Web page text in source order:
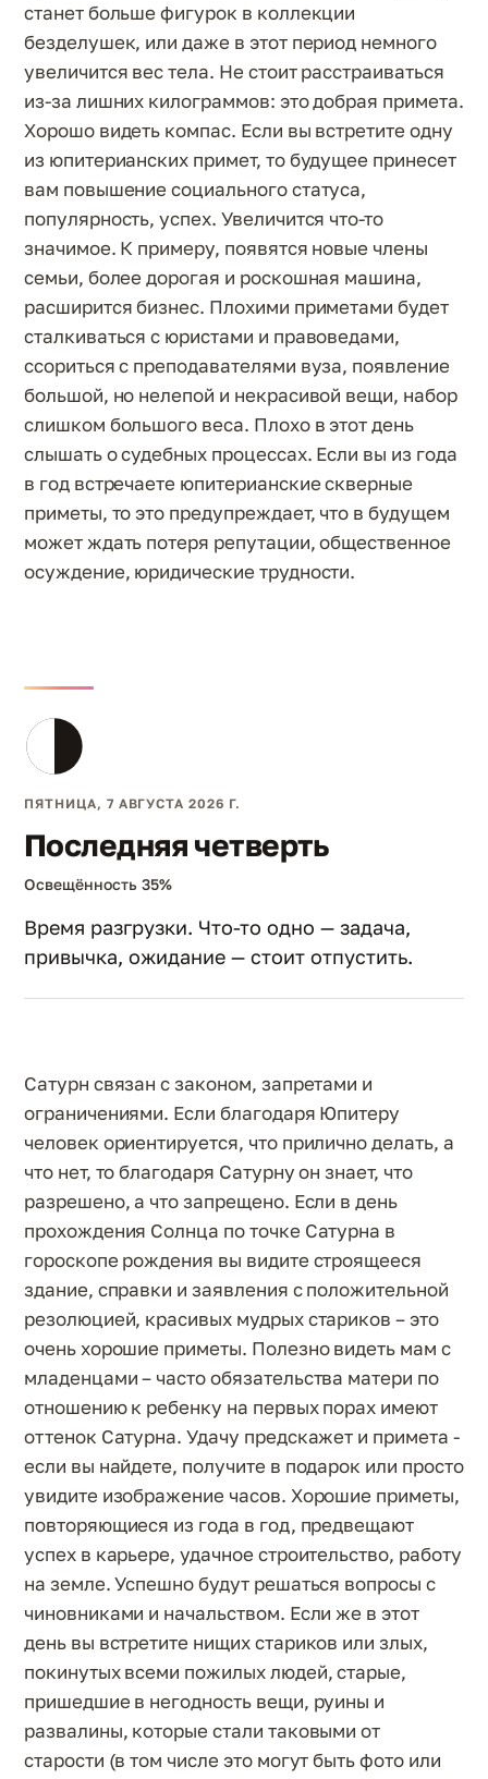
станет больше фигурок в коллекции
безделушек, или даже в этот период немного
увеличится вес тела. Не стоит расстраиваться
из-за лишних килограммов: это добрая примета.
Хорошо видеть компас. Если вы встретите одну
из юпитерианских примет, то будущее принесет
вам повышение социального статуса,
популярность, успех. Увеличится что-то
значимое. К примеру, появятся новые члены
семьи, более дорогая и роскошная машина,
расширится бизнес. Плохими приметами будет
сталкиваться с юристами и правоведами,
ссориться с преподавателями вуза, появление
большой, но нелепой и некрасивой вещи, набор
слишком большого веса. Плохо в этот день
слышать о судебных процессах. Если вы из года
в год встречаете юпитерианские скверные
приметы, то это предупреждает, что в будущем
может ждать потеря репутации, общественное
осуждение, юридические трудности.
ПЯТНИЦА, 7 АВГУСТА 2026 Г.
Последняя четверть
Освещённость 35%
Время разгрузки. Что-то одно — задача,
привычка, ожидание — стоит отпустить.
Сатурн связан с законом, запретами и
ограничениями. Если благодаря Юпитеру
человек ориентируется, что прилично делать, а
что нет, то благодаря Сатурну он знает, что
разрешено, а что запрещено. Если в день
прохождения Солнца по точке Сатурна в
гороскопе рождения вы видите строящееся
здание, справки и заявления с положительной
резолюцией, красивых мудрых стариков – это
очень хорошие приметы. Полезно видеть мам с
младенцами – часто обязательства матери по
отношению к ребенку на первых порах имеют
оттенок Сатурна. Удачу предскажет и примета -
если вы найдете, получите в подарок или просто
увидите изображение часов. Хорошие приметы,
повторяющиеся из года в год, предвещают
успех в карьере, удачное строительство, работу
на земле. Успешно будут решаться вопросы с
чиновниками и начальством. Если же в этот
день вы встретите нищих стариков или злых,
покинутых всеми пожилых людей, старые,
пришедшие в негодность вещи, руины и
развалины, которые стали таковыми от
старости (в том числе это могут быть фото или